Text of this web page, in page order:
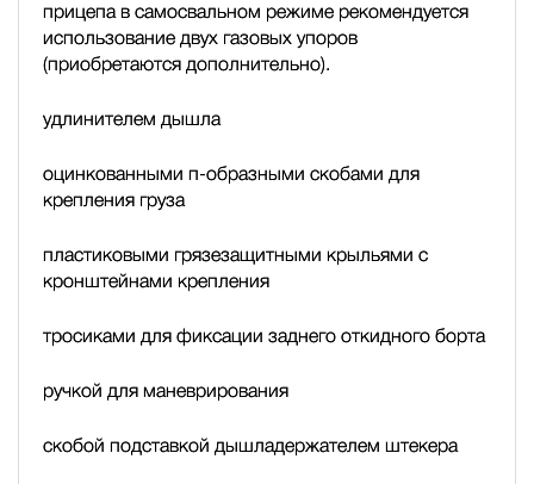
прицепа в самосвальном режиме рекомендуется
использование двух газовых упоров
(приобретаются дополнительно).
удлинителем дышла
оцинкованными п-образными скобами для
крепления груза
пластиковыми грязезащитными крыльями с
кронштейнами крепления
тросиками для фиксации заднего откидного борта
ручкой для маневрирования
скобой подставкой дышладержателем штекера